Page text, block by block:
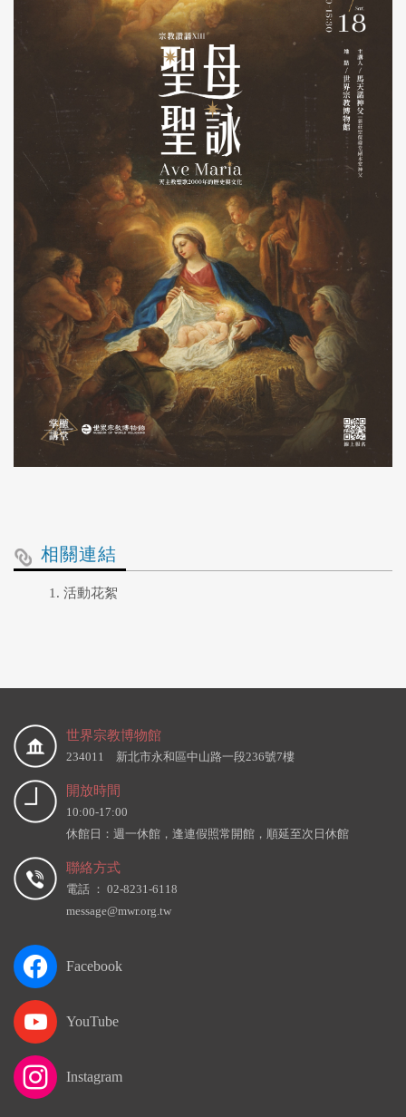
相關連結
活動花絮
世界宗教博物館
234011 新北市永和區中山路一段236號7樓
開放時間
10:00-17:00
休館日：週一休館，逢連假照常開館，順延至次日休館
聯絡方式
電話 ： 02-8231-6118
message@mwr.org.tw
Facebook
YouTube
Instagram